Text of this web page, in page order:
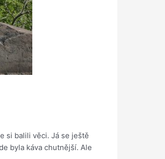
si balili věci. Já se ještě
byla káva chutnější. Ale